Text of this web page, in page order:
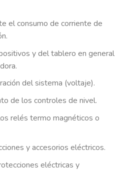
el consumo de corriente de
y del tablero en general
del sistema (voltaje).
de los controles de nivel.
relés termo magnéticos o
y accesorios eléctricos.
eléctricas y